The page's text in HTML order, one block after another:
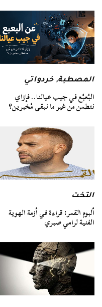
المصطبة,خردواتي
البُعبُع في جيب عيالنا.. فإزاي
نتطمن من غير ما نبقى مُخبرين؟
التخت
ألبوم القمر: قراءة في أزمة الهوية
الفنية لرامي صبري